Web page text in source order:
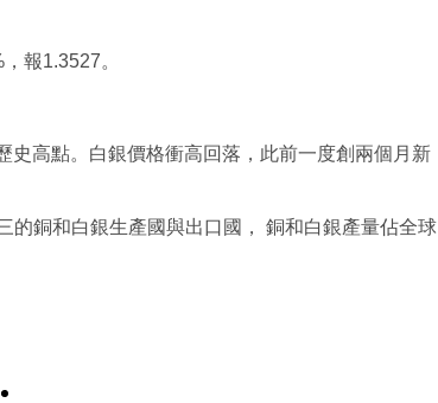
報1.3527。
高點。白銀價格衝高回落，此前一度創兩個月新
的銅和白銀生產國與出口國， 銅和白銀產量佔全球